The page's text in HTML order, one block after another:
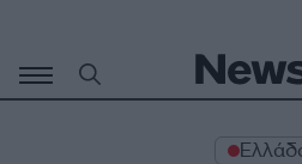
περιεχόμενο